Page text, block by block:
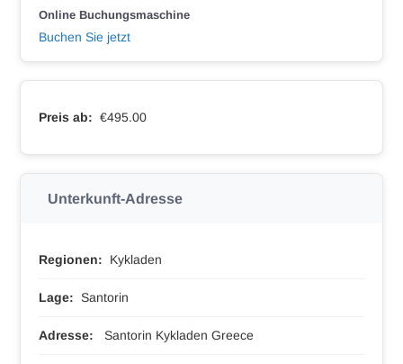
Online Buchungsmaschine
Buchen Sie jetzt
Preis ab: €495.00
Unterkunft-Adresse
Regionen: Kykladen
Lage: Santorin
Adresse: Santorin Kykladen Greece